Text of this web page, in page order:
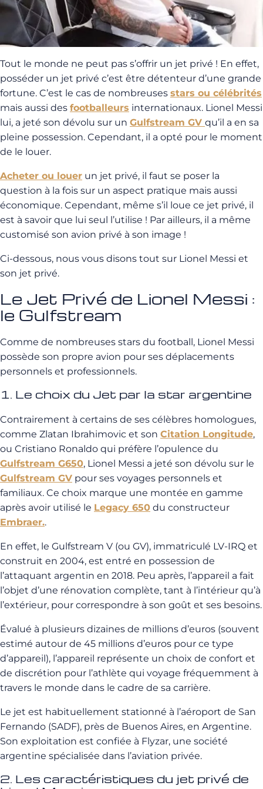
Tout le monde ne peut pas s’offrir un jet privé ! En effet,
posséder un jet privé c’est être détenteur d’une grande
fortune. C’est le cas de nombreuses stars ou célébrités
mais aussi des footballeurs internationaux. Lionel Messi
lui, a jeté son dévolu sur un Gulfstream GV qu’il a en sa
pleine possession. Cependant, il a opté pour le moment
de le louer.
Acheter ou louer un jet privé, il faut se poser la
question à la fois sur un aspect pratique mais aussi
économique. Cependant, même s’il loue ce jet privé, il
est à savoir que lui seul l’utilise ! Par ailleurs, il a même
customisé son avion privé à son image !
Ci-dessous, nous vous disons tout sur Lionel Messi et
son jet privé.
Le Jet Privé de Lionel Messi :
le Gulfstream
Comme de nombreuses stars du football, Lionel Messi
possède son propre avion pour ses déplacements
personnels et professionnels.
1. Le choix du Jet par la star argentine
Contrairement à certains de ses célèbres homologues,
comme Zlatan Ibrahimovic et son Citation Longitude,
ou Cristiano Ronaldo qui préfère l’opulence du
Gulfstream G650, Lionel Messi a jeté son dévolu sur le
Gulfstream GV pour ses voyages personnels et
familiaux. Ce choix marque une montée en gamme
après avoir utilisé le Legacy 650 du constructeur
Embraer..
En effet, le Gulfstream V (ou GV), immatriculé LV-IRQ et
construit en 2004, est entré en possession de
l’attaquant argentin en 2018. Peu après, l’appareil a fait
l’objet d’une rénovation complète, tant à l’intérieur qu’à
l’extérieur, pour correspondre à son goût et ses besoins.
Évalué à plusieurs dizaines de millions d’euros (souvent
estimé autour de 45 millions d’euros pour ce type
d’appareil), l’appareil représente un choix de confort et
de discrétion pour l’athlète qui voyage fréquemment à
travers le monde dans le cadre de sa carrière.
Le jet est habituellement stationné à l’aéroport de San
Fernando (SADF), près de Buenos Aires, en Argentine.
Son exploitation est confiée à Flyzar, une société
argentine spécialisée dans l’aviation privée.
2. Les caractéristiques du jet privé de